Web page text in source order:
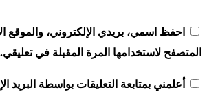
احفظ اسمي، بريدي الإلكتروني، والموقع
لاستخدامها المرة المقبلة في تعليقي.
أعلمني بمتابعة التعليقات بواسطة البريد